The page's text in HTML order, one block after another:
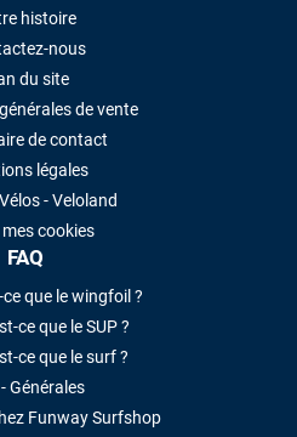
histoire
nous
du site
de vente
de contact
légales
- Veloland
cookies
FAQ
ce que le wingfoil ?
ce que le SUP ?
ce que le surf ?
- Générales
Funway Surfshop